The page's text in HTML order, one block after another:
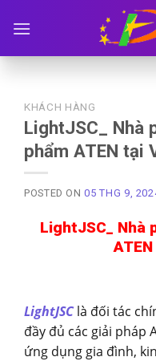
KHÁCH HÀNG
LightJSC_ Nhà
phẩm ATEN tại
POSTED ON05 THG 9,
LightJSC_ Nhà
LightJSC là đối tác
đầy đủ các giải pháp
ứng dụng gia đình,